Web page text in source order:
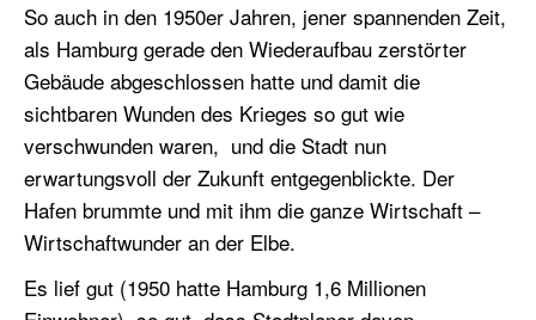
So auch in den 1950er Jahren, jener spannenden Zeit,
als Hamburg gerade den Wiederaufbau zerstörter
Gebäude abgeschlossen hatte und damit die
sichtbaren Wunden des Krieges so gut wie
verschwunden waren, und die Stadt nun
erwartungsvoll der Zukunft entgegenblickte. Der
Hafen brummte und mit ihm die ganze Wirtschaft –
Wirtschaftwunder an der Elbe.
Es lief gut (1950 hatte Hamburg 1,6 Millionen